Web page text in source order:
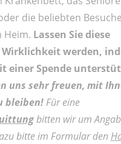
die beliebten
Heim. Lassen Sie diese
werden,
einer Spende
uns sehr freuen, mit
bleiben! Für eine
bitten wir um
bitte im Formular den